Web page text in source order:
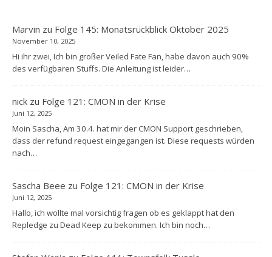
Marvin zu Folge 145: Monatsrückblick Oktober 2025
November 10, 2025
Hi ihr zwei, Ich bin großer Veiled Fate Fan, habe davon auch 90%
des verfügbaren Stuffs. Die Anleitung ist leider…
nick zu Folge 121: CMON in der Krise
Juni 12, 2025
Moin Sascha, Am 30.4. hat mir der CMON Support geschrieben,
dass der refund request eingegangen ist. Diese requests würden
nach…
Sascha Beee zu Folge 121: CMON in der Krise
Juni 12, 2025
Hallo, ich wollte mal vorsichtig fragen ob es geklappt hat den
Repledge zu Dead Keep zu bekommen. Ich bin noch…